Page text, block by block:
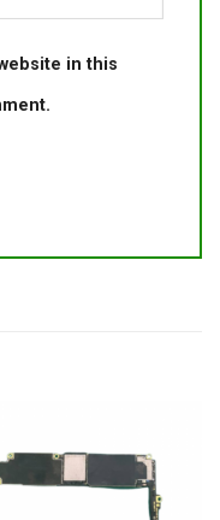
in this